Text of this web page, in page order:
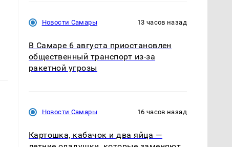
Новости Самары 13 часов назад
В Самаре 6 августа приостановлен
общественный транспорт из-за
ракетной угрозы
Новости Самары 16 часов назад
Картошка, кабачок и два яйца —